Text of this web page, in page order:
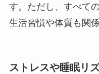
す。ただし、すべて
生活習慣や体質も関
ストレスや睡眠リ